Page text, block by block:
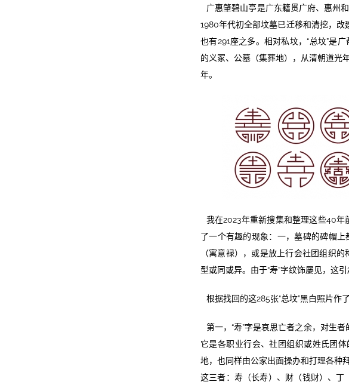
广惠肇碧山亭是广东籍贯广府、惠州
1980年代初全部坟墓已迁移和清挖，改
也有291座之多。相对私坟，“总坟”是
的义冢、公墓（集葬地），从清朝道光
年。
我在2023年重新搜集和整理这些40年
了一个有趣的现象：一，墓碑的碑帽
（寓意禄），或是放上行会社团组织
型或同或异。由于“寿”字纹饰屡见，这引
根据找回的这285张“总坟”黑白照片作
第一，“寿”字是哀思亡者之余，对生
它是各职业行会、社团组织或姓氏团
地，也同样由公家出面操办和打理各种
这三者：寿（长寿）、财（钱财）、丁